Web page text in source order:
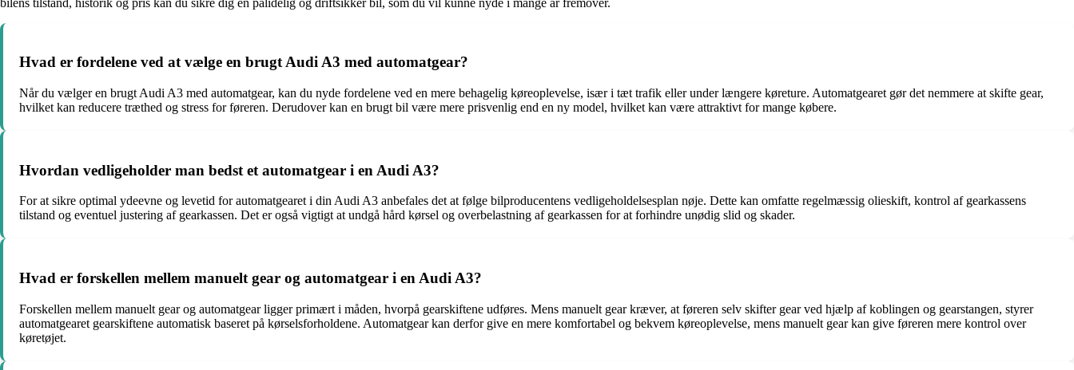
Hvad er fordelene ved at vælge en brugt Audi A3 med automatgear?
Når du vælger en brugt Audi A3 med automatgear, kan du nyde fordelene ved en mere behagelig køreoplevelse, især i tæt trafik eller under længere køreture. Automatgearet gør det nemmere at skifte gear,
hvilket kan reducere træthed og stress for føreren. Derudover kan en brugt bil være mere prisvenlig end en ny model, hvilket kan være attraktivt for mange købere.
Hvordan vedligeholder man bedst et automatgear i en Audi A3?
For at sikre optimal ydeevne og levetid for automatgearet i din Audi A3 anbefales det at følge bilproducentens vedligeholdelsesplan nøje. Dette kan omfatte regelmæssig olieskift, kontrol af gearkassens
tilstand og eventuel justering af gearkassen. Det er også vigtigt at undgå hård kørsel og overbelastning af gearkassen for at forhindre unødig slid og skader.
Hvad er forskellen mellem manuelt gear og automatgear i en Audi A3?
Forskellen mellem manuelt gear og automatgear ligger primært i måden, hvorpå gearskiftene udføres. Mens manuelt gear kræver, at føreren selv skifter gear ved hjælp af koblingen og gearstangen, styrer
automatgearet gearskiftene automatisk baseret på kørselsforholdene. Automatgear kan derfor give en mere komfortabel og bekvem køreoplevelse, mens manuelt gear kan give føreren mere kontrol over
køretøjet.